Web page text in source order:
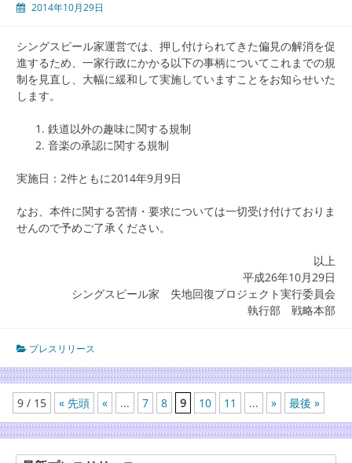
2014年10月29日
シングスピール家運営では、押し付けられてきた偏見の解消を促
進するため、一家行政にかかる以下の事柄についてこれまでの規
制を見直し、大幅に緩和して実施していますことをお知らせいた
します。
鉄道以外の趣味に関する規制
音楽の承認に関する規制
実施日：2件ともに2014年9月9日
なお、本件に関する苦情・要求については一切受け付けておりま
せんので予めご了承ください。
以上
平成26年10月29日
シングスピール家 失地回復プロジェクト実行委員会
執行部 戦略本部
プレスリリース
9 / 15 « 先頭 « ... 7 8 9 10 11 ... » 最後 »